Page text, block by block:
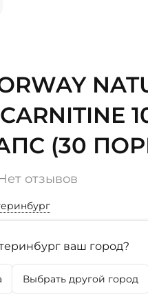
(30
отзывов
ваш город?
Выбрать другой город
г. Тюмень
Осталось